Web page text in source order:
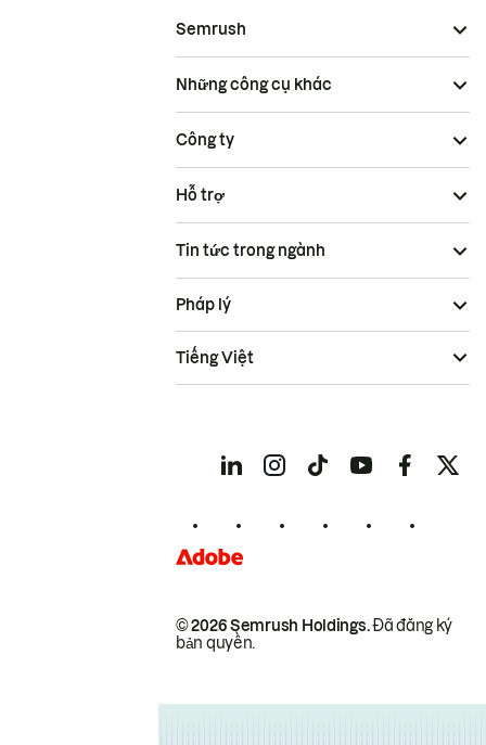
Semrush
Những công cụ khác
Công ty
Hỗ trợ
Tin tức trong ngành
© 2026 Semrush Holdings.Đã đăng ký
bản quyền.
Pháp lý
Tiếng Việt